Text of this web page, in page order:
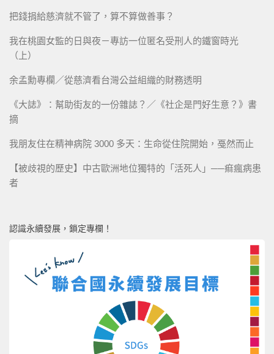
把錢捐給慈濟就不管了，算不算做善事？
我在桃園女監的日與夜－專訪一位匿名受刑人的鐵窗時光
（上）
余孟勳專欄／從慈濟看台灣公益組織的財務透明
《大誌》：幫助街友的一份雜誌？／《社企是門好生意？》書
摘
我朋友住在精神病院 3000 多天：生命從住院開始，戞然而止
【被歧視的歷史】中古歐洲地位獨特的「活死人」──痲瘋病患
者
認識永續發展，鎖定專欄！